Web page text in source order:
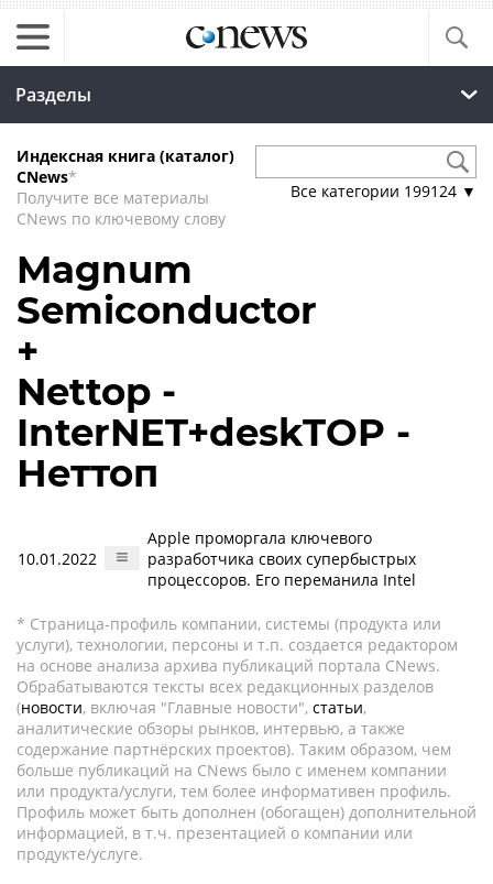
Разделы
Индексная книга (каталог)
CNews*
Получите все материалы
CNews по ключевому слову
Все категории 199124 ▼
Magnum
Semiconductor
+
Nettop -
InterNET+deskTOP -
Неттоп
10.01.2022
Apple проморгала ключевого
разработчика своих супербыстрых
процессоров. Его переманила Intel
* Страница-профиль компании, системы (продукта или
услуги), технологии, персоны и т.п. создается редактором
на основе анализа архива публикаций портала CNews.
Обрабатываются тексты всех редакционных разделов
(новости, включая "Главные новости", статьи,
аналитические обзоры рынков, интервью, а также
содержание партнёрских проектов). Таким образом, чем
больше публикаций на CNews было с именем компании
или продукта/услуги, тем более информативен профиль.
Профиль может быть дополнен (обогащен) дополнительной
информацией, в т.ч. презентацией о компании или
продукте/услуге.